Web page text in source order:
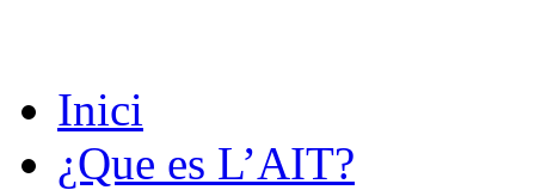
Inici
¿Que es L’AIT?